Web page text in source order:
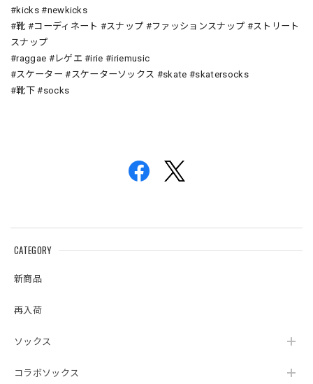
#kicks #newkicks
#靴 #コーディネート #スナップ #ファッションスナップ #ストリート
スナップ
#raggae #レゲエ #irie #iriemusic
#スケーター #スケーターソックス #skate #skatersocks
#靴下 #socks
CATEGORY
新商品
再入荷
ソックス
コラボソックス